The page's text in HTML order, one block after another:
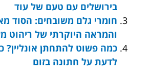
בירושלים עם טעם של עוד
חומרי גלם משובחים: הסוד
והמראה היוקרתי של ריהוט
כמה פשוט להתחתן אונליין?
לדעת על חתונה בזום